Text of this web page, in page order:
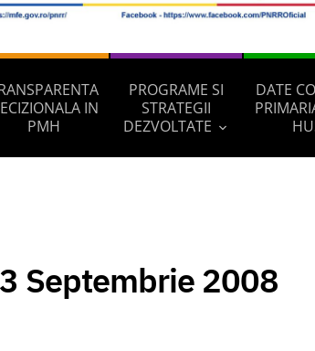
IN
PMH
PROGRAME SI
STRATEGII
DEZVOLTATE
DATE
Septembrie 2008